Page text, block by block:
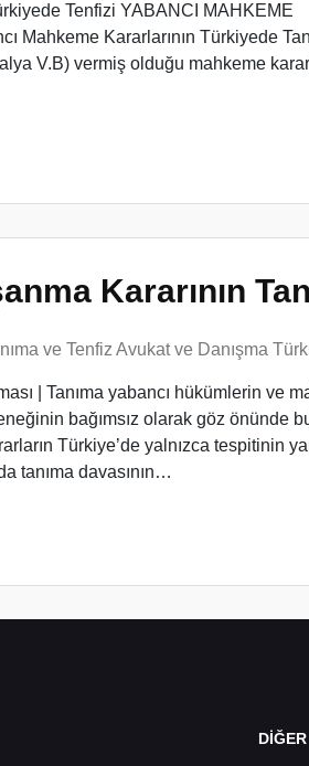
Tenfizi YABANCI MAHKEME
Mahkeme Kararlarının Türkiyede
V.B) vermiş olduğu mahkeme
Kararının
ve Tenfiz Avukat ve Danışma
| Tanıma yabancı hükümlerin ve
bağımsız olarak göz önünde
Türkiye’de yalnızca tespitinin
tanıma davasının…
DİĞER